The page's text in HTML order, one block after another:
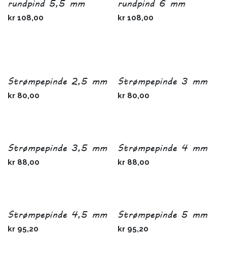
rundpind 5,5 mm
kr 108,00
rundpind 6 mm
kr 108,00
Strømpepinde 2,5 mm
kr 80,00
Strømpepinde 3 mm
kr 80,00
Strømpepinde 3,5 mm
kr 88,00
Strømpepinde 4 mm
kr 88,00
Strømpepinde 4,5 mm
kr 95,20
Strømpepinde 5 mm
kr 95,20